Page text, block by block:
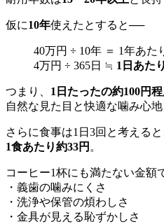
仮に10年使えたとすると──
40万円 ÷ 10年 ＝ 1年あた
4万円 ÷ 365日 ≒ 1日あた
つまり、 1日たったの約100円
自然な見た目と快適な噛み心
さらに食事は1日3回と考えると
1食あたり約33円 。
コーヒー1杯にも満たない金額
・義歯の噛みにくさ
・洗浄や保管の煩わしさ
・金具が見える恥ずかしさ